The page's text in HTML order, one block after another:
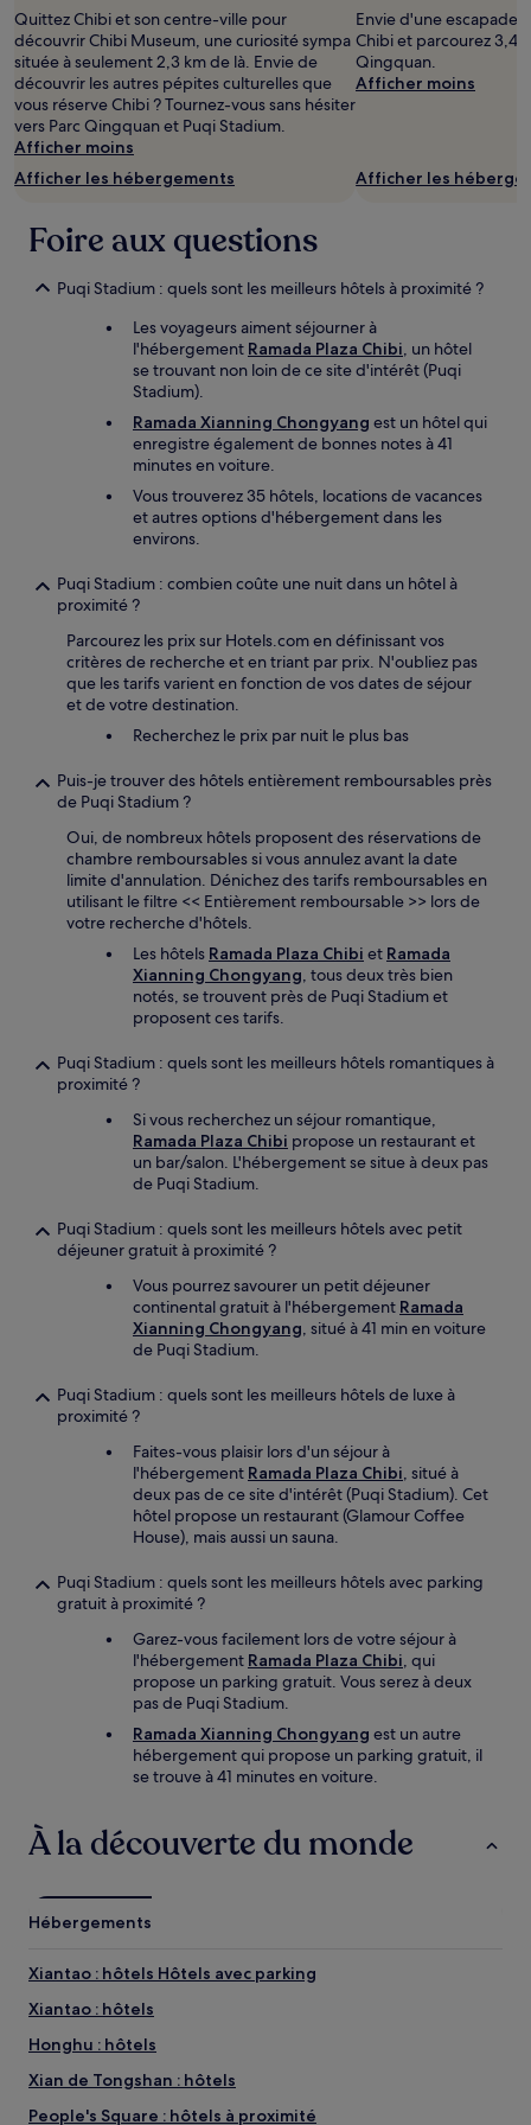
d’une
nuit
pour
2 adultes.
Les
prix
et
la
disponibilité
susceptibles
de
Des
supplémentaires
Quittez Chibi et son centre-ville pour
découvrir Chibi Museum, une curiosité sympa
située à seulement 2,3 km de là. Envie de
découvrir les autres pépites culturelles que
vous réserve Chibi ? Tournez-vous sans hésiter
vers Parc Qingquan et Puqi Stadium.
Afficher moins
Afficher les hébergements
Envie d'une escapade
Chibi et parcourez 3,4
Qingquan.
Afficher moins
Afficher les
Foire aux questions
Puqi Stadium : quels sont les meilleurs hôtels à proximité ?
Les voyageurs aiment séjourner à
l'hébergement Ramada Plaza Chibi, un hôtel
se trouvant non loin de ce site d'intérêt (Puqi
Stadium).
Ramada Xianning Chongyang est un hôtel qui
enregistre également de bonnes notes à 41
minutes en voiture.
Vous trouverez 35 hôtels, locations de vacances
et autres options d'hébergement dans les
environs.
Puqi Stadium : combien coûte une nuit dans un hôtel à
proximité ?
Parcourez les prix sur Hotels.com en définissant vos
critères de recherche et en triant par prix. N'oubliez pas
que les tarifs varient en fonction de vos dates de séjour
et de votre destination.
Recherchez le prix par nuit le plus bas
Puis-je trouver des hôtels entièrement remboursables près
de Puqi Stadium ?
Oui, de nombreux hôtels proposent des réservations de
chambre remboursables si vous annulez avant la date
limite d'annulation. Dénichez des tarifs remboursables en
utilisant le filtre << Entièrement remboursable >> lors de
votre recherche d'hôtels.
Les hôtels Ramada Plaza Chibi et Ramada
Xianning Chongyang, tous deux très bien
notés, se trouvent près de Puqi Stadium et
proposent ces tarifs.
Puqi Stadium : quels sont les meilleurs hôtels romantiques à
proximité ?
Si vous recherchez un séjour romantique,
Ramada Plaza Chibi propose un restaurant et
un bar/salon. L'hébergement se situe à deux pas
de Puqi Stadium.
Puqi Stadium : quels sont les meilleurs hôtels avec petit
déjeuner gratuit à proximité ?
Vous pourrez savourer un petit déjeuner
continental gratuit à l'hébergement Ramada
Xianning Chongyang, situé à 41 min en voiture
de Puqi Stadium.
Puqi Stadium : quels sont les meilleurs hôtels de luxe à
proximité ?
Faites-vous plaisir lors d'un séjour à
l'hébergement Ramada Plaza Chibi, situé à
deux pas de ce site d'intérêt (Puqi Stadium). Cet
hôtel propose un restaurant (Glamour Coffee
House), mais aussi un sauna.
Puqi Stadium : quels sont les meilleurs hôtels avec parking
gratuit à proximité ?
Garez-vous facilement lors de votre séjour à
l'hébergement Ramada Plaza Chibi, qui
propose un parking gratuit. Vous serez à deux
pas de Puqi Stadium.
Ramada Xianning Chongyang est un autre
hébergement qui propose un parking gratuit, il
se trouve à 41 minutes en voiture.
À la découverte du monde
Hébergements
Xiantao : hôtels Hôtels avec parking
Xiantao : hôtels
Honghu : hôtels
Xian de Tongshan : hôtels
People's Square : hôtels à proximité